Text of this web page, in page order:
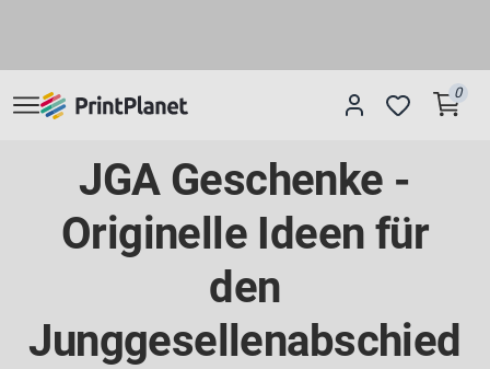
0
JGA Geschenke -
Originelle Ideen für
den
Junggesellenabschied